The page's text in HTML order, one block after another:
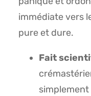
immédiate vers
pure et dure.
Fait
simplement